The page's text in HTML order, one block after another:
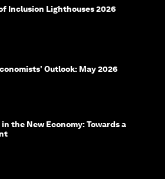
Inclusion Lighthouses 2026
Outlook: May 2026
the New Economy: Towards a